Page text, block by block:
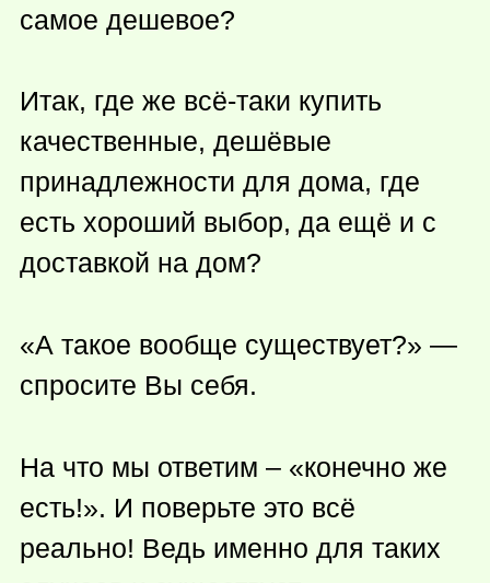
самое дешевое?
Итак, где же всё-таки купить
качественные, дешёвые
принадлежности для дома, где
есть хороший выбор, да ещё и с
доставкой на дом?
«А такое вообще существует?» —
спросите Вы себя.
На что мы ответим – «конечно же
есть!». И поверьте это всё
реально! Ведь именно для таких